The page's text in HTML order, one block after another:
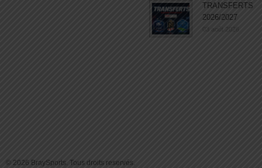
TRANSFERTS
2026/2027
03 août 2026
© 2026 BraySports. Tous droits reservés.